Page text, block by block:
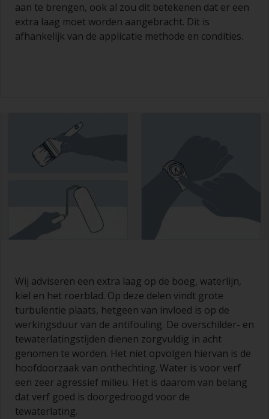
aan te brengen, ook al zou dit betekenen dat er een
extra laag moet worden aangebracht. Dit is
afhankelijk van de applicatie methode en condities.
Wij adviseren een extra laag op de boeg, waterlijn,
kiel en het roerblad. Op deze delen vindt grote
turbulentie plaats, hetgeen van invloed is op de
werkingsduur van de antifouling. De overschilder- en
tewaterlatingstijden dienen zorgvuldig in acht
genomen te worden. Het niet opvolgen hiervan is de
hoofdoorzaak van onthechting. Water is voor verf
een zeer agressief milieu. Het is daarom van belang
dat verf goed is doorgedroogd voor de
tewaterlating.